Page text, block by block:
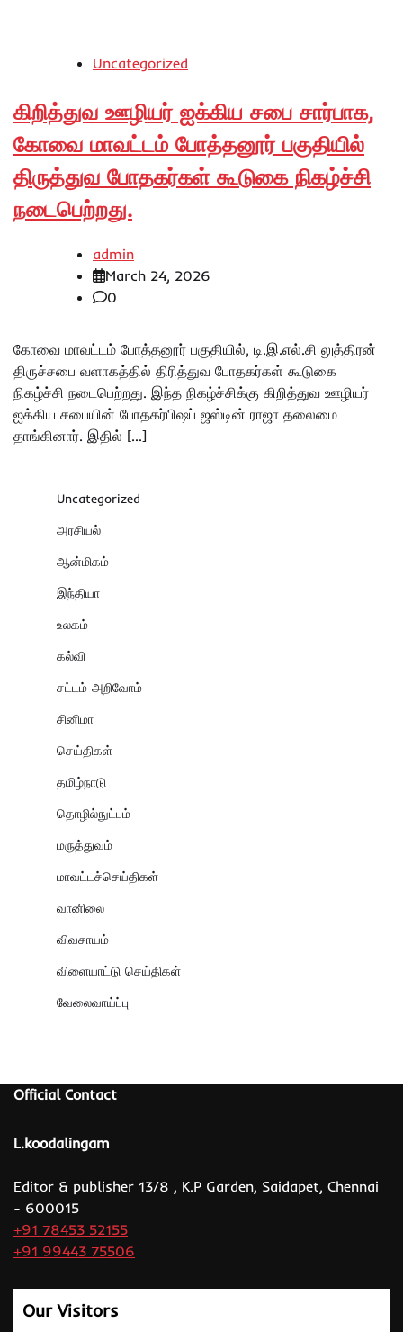
Uncategorized
கிறித்துவ ஊழியர் ஐக்கிய சபை சார்பாக,
கோவை மாவட்டம் போத்தனூர் பகுதியில்
திருத்துவ போதகர்கள் கூடுகை நிகழ்ச்சி
நடைபெற்றது.
admin
March 24, 2026
0
கோவை மாவட்டம் போத்தனூர் பகுதியில், டி.இ.எல்.சி லுத்திரன்
திருச்சபை வளாகத்தில் திரித்துவ போதகர்கள் கூடுகை
நிகழ்ச்சி நடைபெற்றது. இந்த நிகழ்ச்சிக்கு கிறித்துவ ஊழியர்
ஐக்கிய சபையின் போதகர்பிஷப் ஜஸ்டின் ராஜா தலைமை
தாங்கினார். இதில் […]
Uncategorized
அரசியல்
ஆன்மிகம்
இந்தியா
உலகம்
கல்வி
சட்டம் அறிவோம்
சினிமா
செய்திகள்
தமிழ்நாடு
தொழில்நுட்பம்
மருத்துவம்
மாவட்டச்செய்திகள்
வானிலை
விவசாயம்
விளையாட்டு செய்திகள்
வேலைவாய்ப்பு
Official Contact
L.koodalingam
Editor & publisher 13/8 , K.P Garden, Saidapet, Chennai
- 600015
+91 78453 52155
+91 99443 75506
Our Visitors